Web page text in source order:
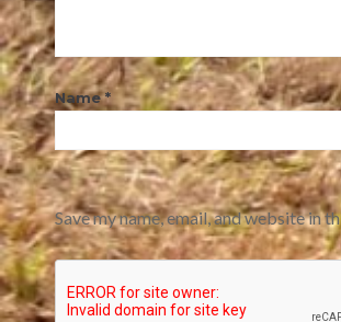
Name*
Save my name, email, and website in